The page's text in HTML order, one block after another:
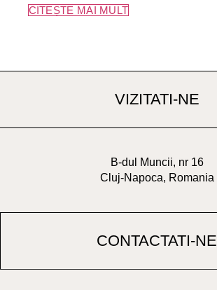
CITEȘTE MAI MULT
VIZITATI-NE
B-dul Muncii, nr 16
Cluj-Napoca, Romania
CONTACTATI-NE